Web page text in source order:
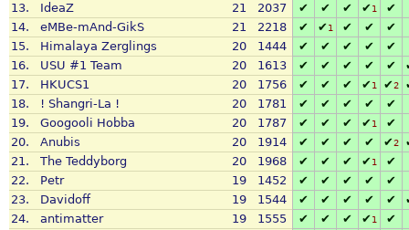
13.
IdeaZ 21 2037 ✔ ✔ ✔ ✔1 ✔
14.
eMBe-mAnd-GikS 21 2218 ✔ ✔1 ✔ ✔ ✔
15.
Himalaya Zerglings 20 1444 ✔ ✔ ✔ ✔ ✔
16.
USU #1 Team 20 1613 ✔ ✔ ✔ ✔ ✔
17.
HKUCS1 20 1756 ✔ ✔ ✔ ✔1 ✔2
18.
! Shangri-La ! 20 1781 ✔ ✔ ✔ ✔ ✔
19.
Googooli Hobba 20 1787 ✔ ✔ ✔ ✔1 ✔
20.
Anubis 20 1914 ✔ ✔ ✔ ✔ ✔2
21.
The Teddyborg 20 1968 ✔ ✔ ✔ ✔1 ✔
22.
Petr 19 1452 ✔ ✔ ✔ ✔ ✔
23.
Davidoff 19 1544 ✔ ✔ ✔ ✔ ✔
24.
antimatter 19 1555 ✔ ✔ ✔ ✔1 ✔